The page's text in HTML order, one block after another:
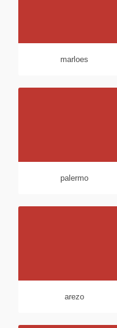
marloes
palermo
arezo